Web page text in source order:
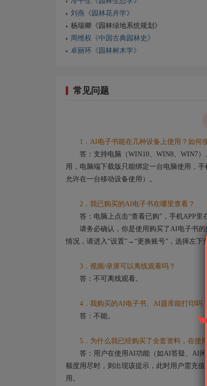
刘燕《园林花卉学》
杨瑞卿《园林绿地系统规划》
周维权《中国古典园林史》
卓丽环《园林树木学》
常见问题
1．AI电子书能在几种设备上使用？如何
答：支持电脑（WIN10、WIN8、WIN7）
用，电脑端下载版只能绑定一台电脑使用，
允许在一台移动设备使用）。
2．我已购买的AI电子书在哪里查看？
答：电脑上点击“查看已购”，手机APP里
请务必确认，你是使用购买了AI电子书的
情况，请进入“设置”→“更换账号”，选择左下
3．视频/录屏可以离线观看吗？
答：不可离线观看。
4．我购买的AI电子书、AI题库能打印吗？
答：不能。
5．为什么我已经购买了全套资料，在使用
答：用户在使用AI功能（如AI答疑、AI闲
额度用尽时，则出现该提示，此时用户需充
用。